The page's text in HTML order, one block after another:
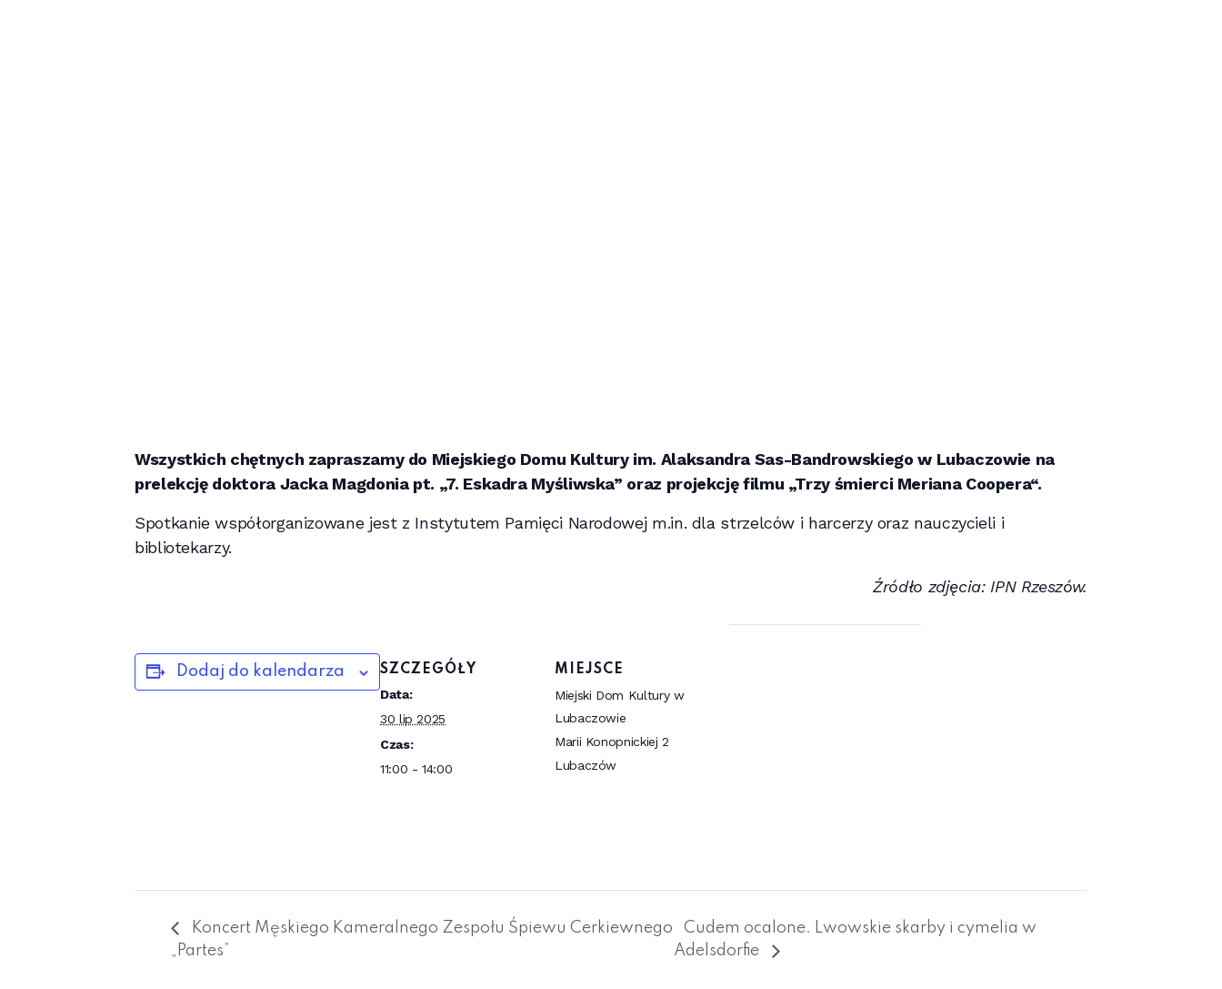
Wszystkich chętnych zapraszamy do Miejskiego Domu Kultury im. Alaksandra Sas-Bandrowskiego w Lubaczowie na
prelekcję doktora Jacka Magdonia pt. „7. Eskadra Myśliwska” oraz projekcję filmu „Trzy śmierci Meriana Coopera“.
Spotkanie współorganizowane jest z Instytutem Pamięci Narodowej m.in. dla strzelców i harcerzy oraz nauczycieli i
bibliotekarzy.
Źródło zdjęcia: IPN Rzeszów.
Dodaj do kalendarza
SZCZEGÓŁY
Data:
30 lip 2025
Czas:
11:00 - 14:00
MIEJSCE
Miejski Dom Kultury w
Lubaczowie
Marii Konopnickiej 2
Lubaczów
Koncert Męskiego Kameralnego Zespołu Śpiewu Cerkiewnego
„Partes”
Cudem ocalone. Lwowskie skarby i cymelia w
Adelsdorfie